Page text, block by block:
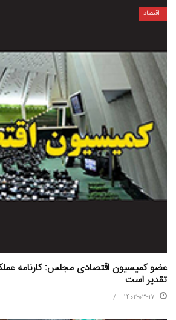
اقتصاد
عضو کمیسیون اقتصادی مجلس: کارنامه
تقدیر است
1402-03-17